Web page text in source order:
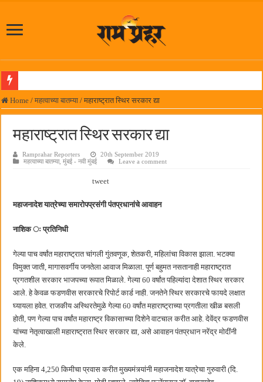
पनवेलमध्ये महारोजगार मेळाव्यास उत्स्फूर्त प्रतिसाद
आमदार प्रशांत ठाकूर यांच्या उपस्थितीत विद्यार्थ्यांना रेनकोट, शिक्षकांना छत्री वाटप
लोकनेते रामशेठ ठाकूर समाजसेवेतील हिरा -आमदार रविशेठ पाटील
जनार्दन भगत शिक्षण प्रसारक संस्थेच्या मुख्य प्रशासकीय कार्यालयासह भव्य मूट कोर्टचे बुधवारी
पालेखुर्द येथील जि.प. शाळेच्या नूतन इमारतीचे लोकनेते रामशेठ ठाकूर यांच्या उद्घाटन
हर घर तिरंगा अभियानासंदर्भात पनवेलमध्ये बैठक
Home / महत्वाच्या बातम्या / महाराष्ट्रात स्थिर सरकार द्या
महाराष्ट्रात स्थिर सरकार द्या
Ramprahar Reporters
20th September 2019
महत्वाच्या बातम्या,मुंबई - नवी मुंबई Leave a comment
tweet
महाजनादेश यात्रेच्या समारोपप्रसंगी पंतप्रधानांचे आवाहन
नाशिक ः प्रतिनिधी
गेल्या पाच वर्षांत महाराष्ट्रात चांगली गुंतवणूक, शेतकरी, महिलांचा विकास झाला. भटक्या
विमुक्त जाती, मागासवर्गीय जनतेला आवाज मिळाला. पूर्ण बहुमत नसतानाही महाराष्ट्रात
प्रगतशील सरकार भाजपच्या रूपात मिळाले. गेल्या 60 वर्षांत पहिल्यांदा देशात स्थिर सरकार
आले. हे केवळ फडणवीस सरकारचे रिपोर्ट कार्ड नाही. जनतेने स्थिर सरकारचे फायदे लक्षात
घ्यायला हवेत. राजकीय अस्थिरतेमुळे गेल्या 60 वर्षांत महाराष्ट्राच्या प्रगतीला खीळ बसली
होती, पण गेल्या पाच वर्षांत महाराष्ट्र विकासाच्या दिशेने वाटचाल करीत आहे. देवेंद्र फडणवीस
यांच्या नेतृत्वाखाली महाराष्ट्रात स्थिर सरकार द्या, असे आवाहन पंतप्रधान नरेंद्र मोदींनी
केले.
एक महिना 4,250 किमीचा प्रवास करीत मुख्यमंत्र्यांनी महाजनादेश यात्रेचा गुरुवारी (दि.